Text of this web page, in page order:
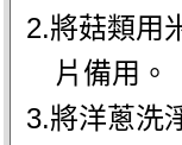
2.將菇類用
片備用。
3.將洋蔥洗